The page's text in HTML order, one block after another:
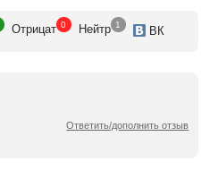
Отрицат 0 Нейтр 1 ВК
Ответить/дополнить отзыв